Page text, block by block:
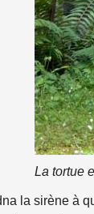
La tortue
la sirène à